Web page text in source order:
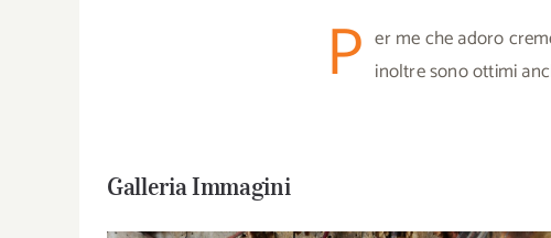
P er me che adoro
inoltre sono ottimi
Galleria Immagini